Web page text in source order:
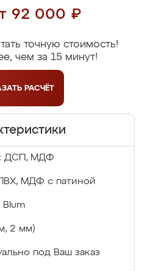
92 000 ₽
точную стоимость!
чем за 15 минут!
РАСЧЁТ
ДСП, МДФ
МДФ с патиной
Blum
2 мм)
под Ваш заказ